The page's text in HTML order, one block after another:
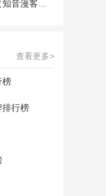
什么漫画）
查看更多>
榜
排行榜